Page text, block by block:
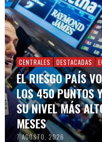
CENTRALES DESTACADAS
EL RIESGO PAÍS
LOS 450 PUNTOS
SU NIVEL MÁS
MESES
7 AGOSTO, 2026